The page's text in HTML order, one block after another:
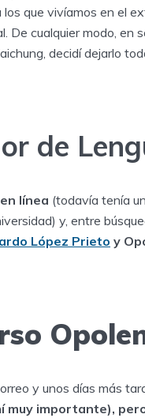
que vivíamos en el
De cualquier modo, en
decidí dejarlo
de
línea (todavía tenía
y, entre
López Prieto y
y unos días más
muy importante),